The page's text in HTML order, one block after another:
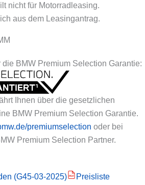
nicht für Motorradleasing.
aus dem Leasingantrag.
die BMW Premium Selection Garantie:
Ihnen über die gesetzlichen
BMW Premium Selection Garantie.
premiumselection oder bei
Premium Selection Partner.
(G45-03-2025) PDF
Preisliste